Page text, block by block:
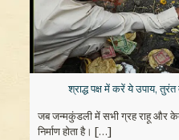
श्राद्ध पक्ष में करें ये उपाय, तुरंत
जब जन्मकुंडली में सभी ग्रह राहू और
निर्माण होता है। […]